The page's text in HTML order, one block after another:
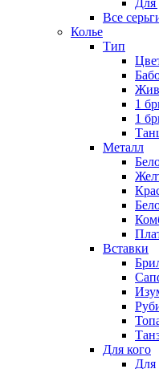
Для
Все
Колье
Тип
1
1
Металл
Вставки
Для кого